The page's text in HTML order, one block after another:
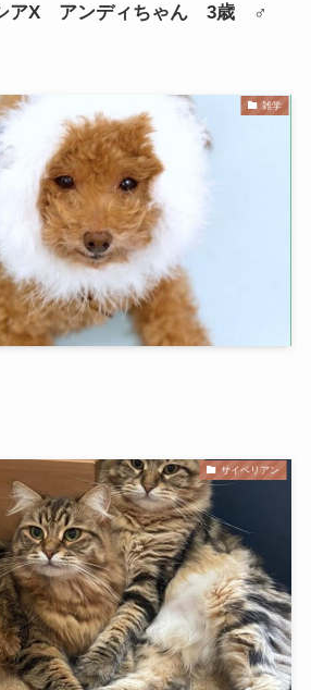
アX アンディちゃん 3歳 ♂
雑学
サイベリアン